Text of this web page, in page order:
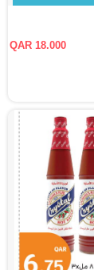
QAR 18.000